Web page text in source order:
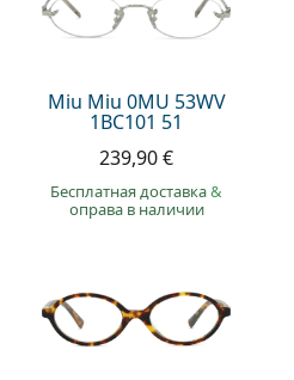
Miu Miu 0MU 53WV
1BC101 51
239,90 €
Бесплатная доставка&
оправа в наличии